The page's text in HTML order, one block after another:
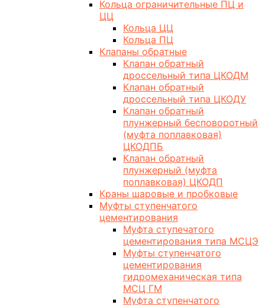
Кольца ограничительные ПЦ и
ЦЦ
Кольца ЦЦ
Кольца ПЦ
Клапаны обратные
Клапан обратный
дроссельный типа ЦКОДМ
Клапан обратный
дроссельный типа ЦКОДУ
Клапан обратный
плунжерный бесповоротный
(муфта поплавковая)
ЦКОДПБ
Клапан обратный
плунжерный (муфта
поплавковая) ЦКОДП
Краны шаровые и пробковые
Муфты ступенчатого
цементирования
Муфта ступечатого
цементирования типа МСЦЭ
Муфты ступенчатого
цементирования
гидромеханическая типа
МСЦ ГМ
Муфта ступенчатого